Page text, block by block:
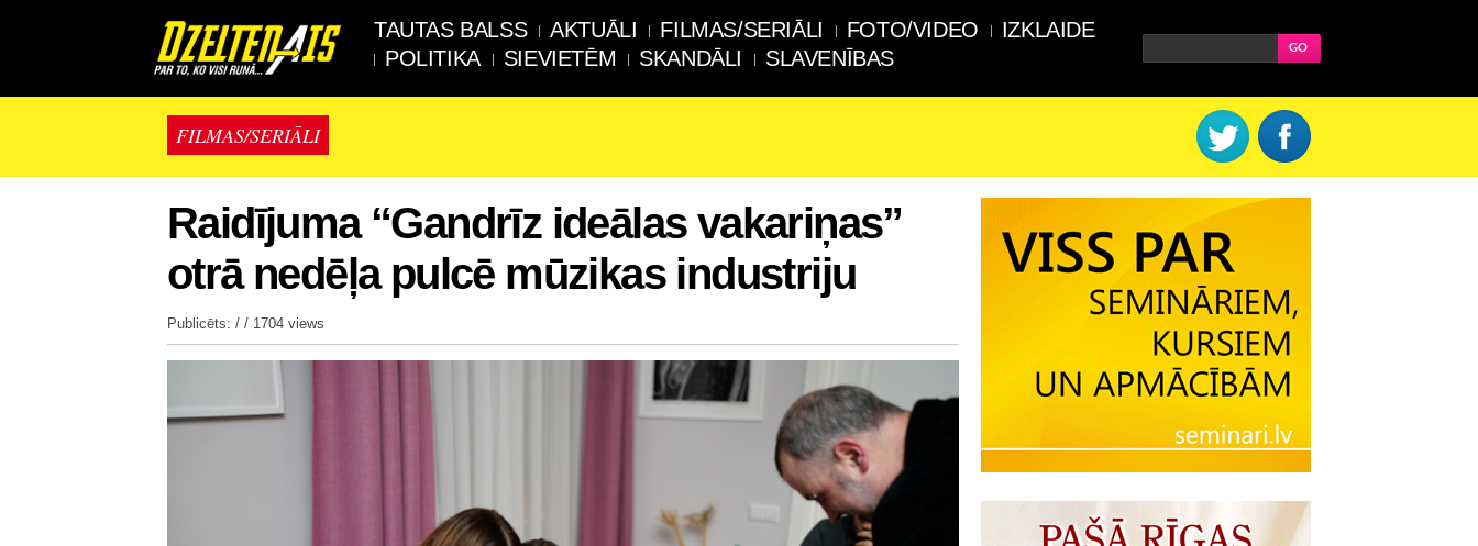
TAUTAS BALSS AKTUĀLI FILMAS/SERIĀLI FOTO/VIDEO
IZKLAIDE
POLITIKA
SIEVIETĒM SKANDĀLI SLAVENĪBAS
FILMAS/SERIĀLI
Raidījuma “Gandrīz ideālas vakariņas”
otrā nedēļa pulcē mūzikas industriju
Publicēts: / / 1704 views